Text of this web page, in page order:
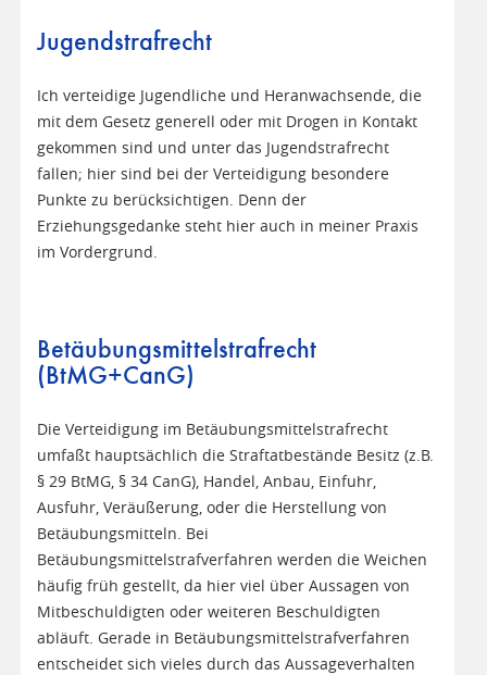
Jugendstrafrecht
Ich verteidige Jugendliche und Heranwachsende, die
mit dem Gesetz generell oder mit Drogen in Kontakt
gekommen sind und unter das Jugendstrafrecht
fallen; hier sind bei der Verteidigung besondere
Punkte zu berücksichtigen. Denn der
Erziehungsgedanke steht hier auch in meiner Praxis
im Vordergrund.
Betäubungsmittelstrafrecht
(BtMG+CanG)
Die Verteidigung im Betäubungsmittelstrafrecht
umfaßt hauptsächlich die Straftatbestände Besitz (z.B.
§ 29 BtMG, § 34 CanG), Handel, Anbau, Einfuhr,
Ausfuhr, Veräußerung, oder die Herstellung von
Betäubungsmitteln. Bei
Betäubungsmittelstrafverfahren werden die Weichen
häufig früh gestellt, da hier viel über Aussagen von
Mitbeschuldigten oder weiteren Beschuldigten
abläuft. Gerade in Betäubungsmittelstrafverfahren
entscheidet sich vieles durch das Aussageverhalten